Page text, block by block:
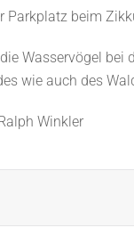
Parkplatz beim
Wasservögel bei
wie auch des
Winkler